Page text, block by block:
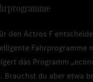
den Actros F
Fahrprogramme
das Programm
du aber etwa